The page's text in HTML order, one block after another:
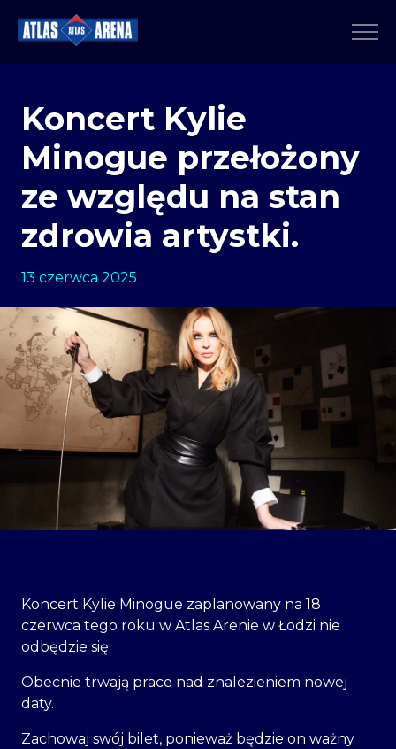
Koncert Kylie
Minogue przełożony
ze względu na stan
zdrowia artystki.
13 czerwca 2025
Koncert Kylie Minogue zaplanowany na 18
czerwca tego roku w Atlas Arenie w Łodzi nie
odbędzie się.
Obecnie trwają prace nad znalezieniem nowej
daty.
Zachowaj swój bilet, ponieważ będzie on ważny